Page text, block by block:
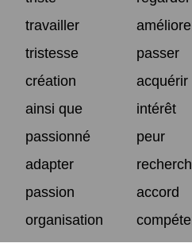
travailler
tristesse
passer
création
acquérir
ainsi que
intérêt
passionné
peur
adapter
passion
accord
organisation